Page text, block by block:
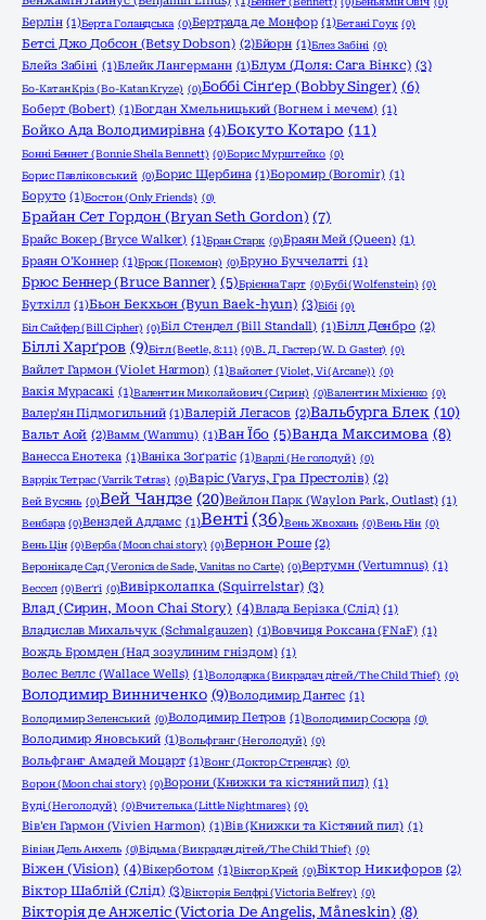
Берлін (1)Берта Голандська (0)Бертрада де Монфор (1)Бетані Гоук (0)
Бетсі Джо Добсон (Betsy Dobson) (2)Бйорн (1)Блез Забіні (0)
Блейз Забіні (1)Блейк Лангерманн (1)Блум (Доля: Сага Вінкс) (3)
Бо-Катан Кріз (Bo-Katan Kryze) (0)Боббі Сінґер (Bobby Singer) (6)
Боберт (Bobert) (1)Богдан Хмельницький (Вогнем і мечем) (1)
Бойко Ада Володимирівна (4)Бокуто Котаро (11)
Бонні Беннет (Bonnie Sheila Bennett) (0)Борис Мурштейко (0)
Борис Павліковський (0)Борис Щербина (1)Боромир (Boromir) (1)
Боруто (1)Бостон (Only Friends) (0)
Брайан Сет Гордон (Bryan Seth Gordon) (7)
Брайс Вокер (Bryce Walker) (1)Бран Старк (0)Браян Мей (Queen) (1)
Браян О'Коннер (1)Брок (Покемон) (0)Бруно Буччелатті (1)
Брюс Беннер (Bruce Banner) (5)Брієнна Тарт (0)Бубі (Wolfenstein) (0)
Бутхілл (1)Бьон Бекхьон (Byun Baek-hyun) (3)Бібі (0)
Біл Сайфер (Bill Cipher) (0)Біл Стендел (Bill Standall) (1)Білл Денбро (2)
Біллі Харґров (9)Бітл (Beetle, 8:11) (0)В. Д. Гастер (W. D. Gaster) (0)
Вайлет Гармон (Violet Harmon) (1)Вайолет (Violet, Vi (Arcane)) (0)
Вакія Мурасакі (1)Валентин Миколайович (Сирин) (0)Валентин Міхієнко (0)
Валер'ян Підмогильний (1)Валерій Легасов (2)Вальбурга Блек (10)
Вальт Аой (2)Вамм (Wammu) (1)Ван Їбо (5)Ванда Максимова (8)
Ванесса Енотека (1)Ваніка Зоґратіс (1)Варлі (Не голодуй) (0)
Варрік Тетрас (Varrik Tetras) (0)Варіс (Varys, Гра Престолів) (2)
Вей Вусянь (0)Вей Чандзе (20)Вейлон Парк (Waylon Park, Outlast) (1)
Венбара (0)Венздей Аддамс (1)Венті (36)Вень Жвохань (0)Вень Нін (0)
Вень Цін (0)Верба (Moon chai story) (0)Вернон Роше (2)
Вероніка де Сад (Veronica de Sade, Vanitas no Carte) (0)Вертумн (Vertumnus) (1)
Вессел (0)Веґґі (0)Вивірколапка (Squirrelstar) (3)
Влад (Сирин, Moon Chai Story) (4)Влада Берізка (Слід) (1)
Владислав Михальчук (Schmalgauzen) (1)Вовчиця Роксана (FNaF) (1)
Вождь Бромден (Над зозулиним гніздом) (1)
Волес Веллс (Wallace Wells) (1)Володарка (Викрадач дітей/The Child Thief) (0)
Володимир Винниченко (9)Володимир Дантес (1)
Володимир Зеленський (0)Володимир Петров (1)Володимир Сосюра (0)
Володимир Яновський (1)Вольфганг (Не голодуй) (0)
Вольфганг Амадей Моцарт (1)Вонг (Доктор Стрендж) (0)
Ворон (Moon chai story) (0)Ворони (Книжки та кістяний пил) (1)
Вуді (Не голодуй) (0)Вчителька (Little Nightmares) (0)
Вів'єн Гармон (Vivien Harmon) (1)Вів (Книжки та Кістяний пил) (1)
Вівіан Дель Анхель (0)Відьма (Викрадач дітей/The Child Thief) (0)
Віжен (Vision) (4)Вікерботом (1)Віктор Крей (0)Віктор Никифоров (2)
Віктор Шаблій (Слід) (3)Вікторія Белфрі (Victoria Belfrey) (0)
Вікторія де Анжеліс (Victoria De Angelis, Måneskin) (8)